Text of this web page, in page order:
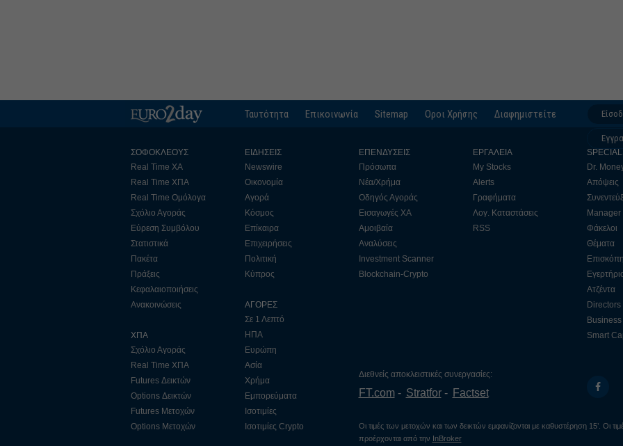
Ταυτότητα Επικοινωνία Sitemap Οροι Χρήσης Διαφημιστείτε
ΣΟΦΟΚΛΕΟΥΣ
Real Time ΧΑ
Real Time ΧΠΑ
Real Time Ομόλογα
Σχόλιο Αγοράς
Εύρεση Συμβόλου
Στατιστικά
Πακέτα
Πράξεις
Κεφαλαιοποιήσεις
Ανακοινώσεις
ΧΠΑ
Σχόλιο Αγοράς
Real Time ΧΠΑ
Futures Δεικτών
Options Δεικτών
Futures Μετοχών
Options Μετοχών
ΕΙΔΗΣΕΙΣ
Newswire
Οικονομία
Αγορά
Κόσμος
Επίκαιρα
Επιχειρήσεις
Πολιτική
Κύπρος
ΑΓΟΡΕΣ
Σε 1 Λεπτό
ΗΠΑ
Ευρώπη
Ασία
Χρήμα
Εμπορεύματα
Ισοτιμίες
Ισοτιμίες Crypto
ΕΠΕΝΔΥΣΕΙΣ
Πρόσωπα
Νέα/Χρήμα
Οδηγός Αγοράς
Εισαγωγές ΧΑ
Αμοιβαία
Αναλύσεις
Investment Scanner
Blockchain-Crypto
ΕΡΓΑΛΕΙΑ
My Stocks
Alerts
Γραφήματα
Λογ. Καταστάσεις
RSS
Dr.
Απόψεις
Manager
Φάκελοι
Θέματα
Ατζέντα
Directors
Smart
Διεθνείς αποκλειστικές συνεργασίες:
FT.com Stratfor Factset
Οι τιμές των μετοχών και των δεικτών εμφανίζονται με καθυστέρηση 15’. Οι
προέρχονται από την InBroker